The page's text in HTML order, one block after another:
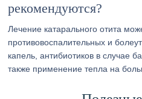
рекомендуются?
Лечение катарального отита
противовоспалительных и
капель, антибиотиков в случае
также применение тепла на